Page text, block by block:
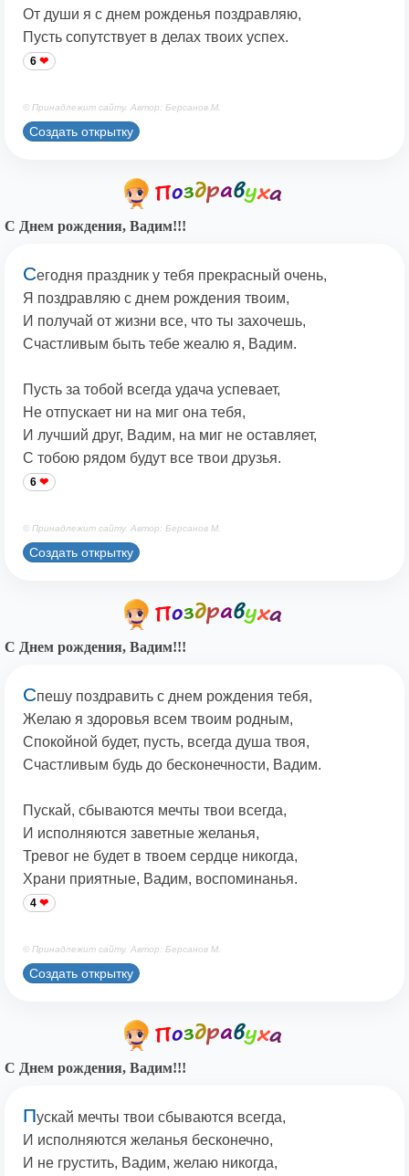
От души я с днем рожденья поздравляю,
Пусть сопутствует в делах твоих успех.
6
© Принадлежит сайту. Автор: Берсанов М.
Создать открытку
С Днем рождения, Вадим!!!
Сегодня праздник у тебя прекрасный очень,
Я поздравляю с днем рождения твоим,
И получай от жизни все, что ты захочешь,
Счастливым быть тебе жеалю я, Вадим.
Пусть за тобой всегда удача успевает,
Не отпускает ни на миг она тебя,
И лучший друг, Вадим, на миг не оставляет,
С тобою рядом будут все твои друзья.
6
© Принадлежит сайту. Автор: Берсанов М.
Создать открытку
С Днем рождения, Вадим!!!
Спешу поздравить с днем рождения тебя,
Желаю я здоровья всем твоим родным,
Спокойной будет, пусть, всегда душа твоя,
Счастливым будь до бесконечности, Вадим.
Пускай, сбываются мечты твои всегда,
И исполняются заветные желанья,
Тревог не будет в твоем сердце никогда,
Храни приятные, Вадим, воспоминанья.
4
© Принадлежит сайту. Автор: Берсанов М.
Создать открытку
С Днем рождения, Вадим!!!
Пускай мечты твои сбываются всегда,
И исполняются желанья бесконечно,
И не грустить, Вадим, желаю никогда,